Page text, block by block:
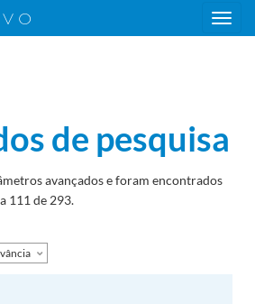
Toggle
navigation
de pesquisa
avançados e foram encontrados
111 de 293.